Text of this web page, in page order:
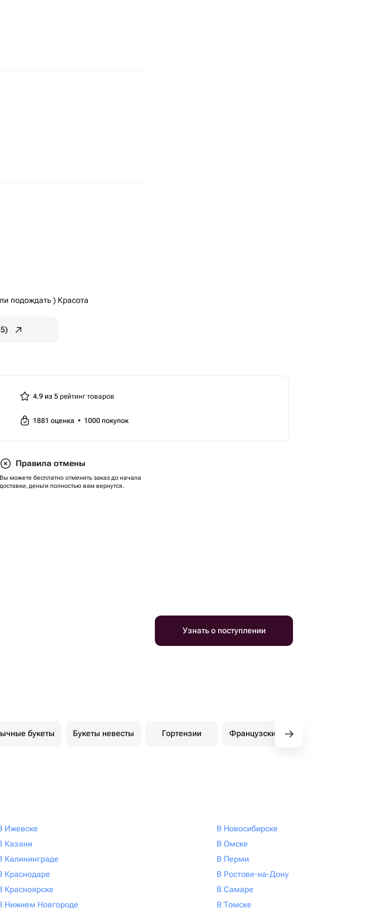
подождать ) Красота
4.9 из 5рейтинг товаров
1881 оценка • 1000 покупок
Правила отмены
Вы можете бесплатно отменить заказ до начала
доставки, деньги полностью вам вернутся.
Узнать о поступлении
букеты Букеты невесты Гортензии Французские розы
Ижевске
Казани
Калининграде
Краснодаре
Красноярске
Нижнем Новгороде
В Новосибирске
В Омске
В Перми
В Ростове-на-Дону
В Самаре
В Томске